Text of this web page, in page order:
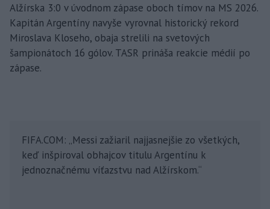
Alžírska 3:0 v úvodnom zápase oboch tímov na MS 2026.
Kapitán Argentíny navyše vyrovnal historický rekord
Miroslava Kloseho, obaja strelili na svetových
šampionátoch 16 gólov. TASR prináša reakcie médií po
zápase.
FIFA.COM: „Messi zažiaril najjasnejšie zo všetkých,
keď inšpiroval obhajcov titulu Argentínu k
jednoznačnému víťazstvu nad Alžírskom.“